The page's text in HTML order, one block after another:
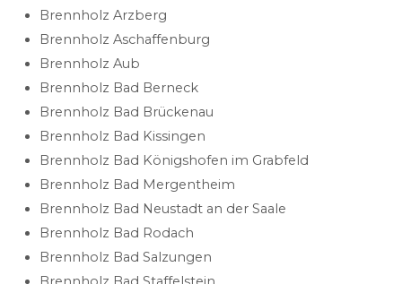
Brennholz Arzberg
Brennholz Aschaffenburg
Brennholz Aub
Brennholz Bad Berneck
Brennholz Bad Brückenau
Brennholz Bad Kissingen
Brennholz Bad Königshofen im Grabfeld
Brennholz Bad Mergentheim
Brennholz Bad Neustadt an der Saale
Brennholz Bad Rodach
Brennholz Bad Salzungen